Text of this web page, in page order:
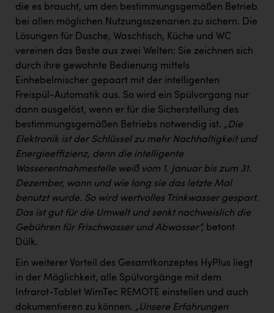
ZULuft - Zukunft Luft Austria
z.l.ö.
Österreichisches Hebammengremium
Wirtschaftskammer OÖ Energiehandel
Dopgas
kunden basics
kontakt
die es braucht, um den bestimmungsgemäßen Betrieb
bei allen möglichen Nutzungsszenarien zu sichern. Die
Lösungen für Dusche, Waschtisch, Küche und WC
vereinen das Beste aus zwei Welten: Sie zeichnen sich
durch ihre gewohnte Bedienung mittels
Einhebelmischer gepaart mit der intelligenten
Freispül-Automatik aus. So wird ein Spülvorgang nur
dann ausgelöst, wenn er für die Sicherstellung des
bestimmungsgemäßen Betriebs notwendig ist. „Die
Elektronik ist der Schlüssel zu mehr Nachhaltigkeit und
Energieeffizienz, denn die intelligente
Wasserentnahmestelle weiß vom 1. Januar bis zum 31.
Dezember, wann und wie lang sie das letzte Mal
benutzt wurde. So wird wertvolles Trinkwasser gespart.
Das ist gut für die Umwelt und senkt nachweislich die
Gebühren für Frischwasser und Abwasser“, betont
Dülk.
Ein weiterer Vorteil des Gesamtkonzeptes HyPlus liegt
in der Möglichkeit, alle Spülvorgänge mit dem
Infrarot-Tablet WimTec REMOTE einstellen und auch
dokumentieren zu können. „Unsere Erfahrungen